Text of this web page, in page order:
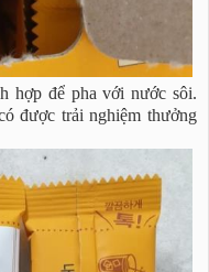
hợp để pha với nước sôi.
được trải nghiệm thưởng